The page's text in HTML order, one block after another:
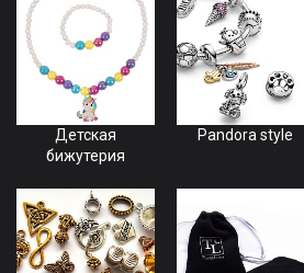
Детская
бижутерия
Pandora style